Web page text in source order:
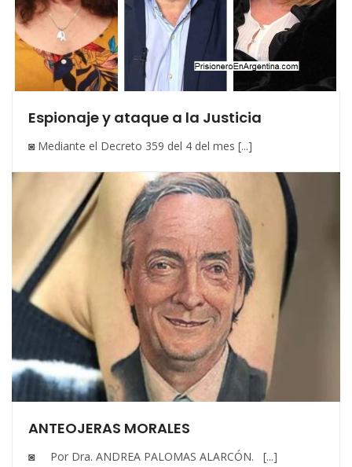
Espionaje y ataque a la Justicia
◙ Mediante el Decreto 359 del 4 del mes [...]
ANTEOJERAS MORALES
◙ Por Dra. ANDREA PALOMAS ALARCÓN. [...]